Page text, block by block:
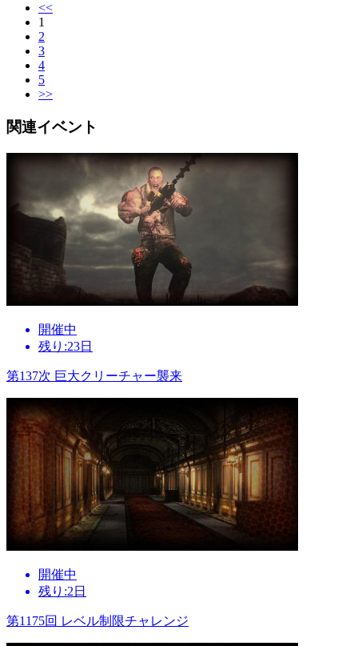
<<
1
2
3
4
5
>>
関連イベント
開催中
残り:23日
第137次 巨大クリーチャー襲来
開催中
残り:2日
第1175回 レベル制限チャレンジ